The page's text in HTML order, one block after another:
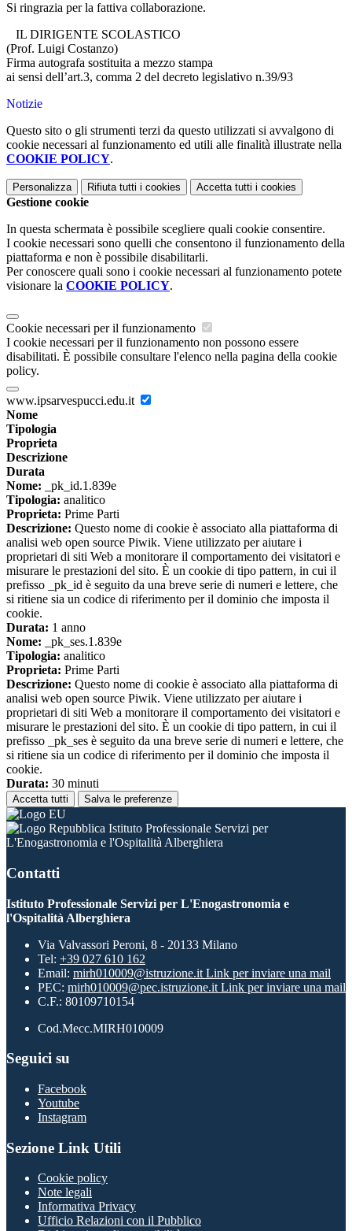
Si ringrazia per la fattiva collaborazione.
IL DIRIGENTE SCOLASTICO
(Prof. Luigi Costanzo)
Firma autografa sostituita a mezzo stampa
ai sensi dell’art.3, comma 2 del decreto legislativo n.39/93
Notizie
Questo sito o gli strumenti terzi da questo utilizzati si avvalgono di
cookie necessari al funzionamento ed utili alle finalità illustrate nella
COOKIE POLICY.
Personalizza Rifiuta tutti i cookies Accetta tutti i cookies
Gestione cookie
In questa schermata è possibile scegliere quali cookie consentire.
I cookie necessari sono quelli che consentono il funzionamento della
piattaforma e non è possibile disabilitarli.
Per conoscere quali sono i cookie necessari al funzionamento potete
visionare la COOKIE POLICY.
Cookie necessari per il funzionamento
I cookie necessari per il funzionamento non possono essere
disabilitati. È possibile consultare l'elenco nella pagina della cookie
policy.
www.ipsarvespucci.edu.it
Nome
Tipologia
Proprieta
Descrizione
Durata
Nome: _pk_id.1.839e
Tipologia: analitico
Proprieta: Prime Parti
Descrizione: Questo nome di cookie è associato alla piattaforma di
analisi web open source Piwik. Viene utilizzato per aiutare i
proprietari di siti Web a monitorare il comportamento dei visitatori e
misurare le prestazioni del sito. È un cookie di tipo pattern, in cui il
prefisso _pk_id è seguito da una breve serie di numeri e lettere, che
si ritiene sia un codice di riferimento per il dominio che imposta il
cookie.
Durata: 1 anno
Nome: _pk_ses.1.839e
Tipologia: analitico
Proprieta: Prime Parti
Descrizione: Questo nome di cookie è associato alla piattaforma di
analisi web open source Piwik. Viene utilizzato per aiutare i
proprietari di siti Web a monitorare il comportamento dei visitatori e
misurare le prestazioni del sito. È un cookie di tipo pattern, in cui il
prefisso _pk_ses è seguito da una breve serie di numeri e lettere, che
si ritiene sia un codice di riferimento per il dominio che imposta il
cookie.
Durata: 30 minuti
Accetta tutti Salva le preferenze
Istituto Professionale Servizi per
L'Enogastronomia e l'Ospitalità Alberghiera
Contatti
Istituto Professionale Servizi per L'Enogastronomia e
l'Ospitalità Alberghiera
Via Valvassori Peroni, 8 - 20133 Milano
Tel: +39 027 610 162
Email: mirh010009@istruzione.it Link per inviare una mail
PEC: mirh010009@pec.istruzione.it Link per inviare una mail
C.F.: 80109710154
Cod.Mecc.MIRH010009
Seguici su
Facebook
Youtube
Instagram
Sezione Link Utili
Cookie policy
Note legali
Informativa Privacy
Ufficio Relazioni con il Pubblico